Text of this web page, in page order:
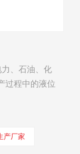
、石油、化
过程中的液位
产厂家